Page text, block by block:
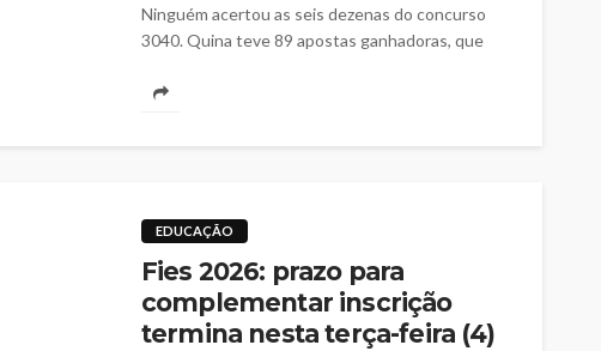
Ninguém acertou as seis dezenas do concurso
3040. Quina teve 89 apostas ganhadoras, que
EDUCAÇÃO
Fies 2026: prazo para
complementar inscrição
termina nesta terça-feira (4)